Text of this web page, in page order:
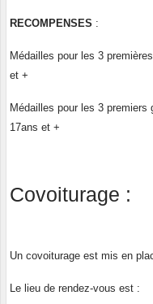
RECOMPENSES :
Médailles pour les 3
et +
Médailles pour les 3 premiers
17ans et +
Covoiturage :
Un covoiturage est mis en
Le lieu de rendez-vous est :